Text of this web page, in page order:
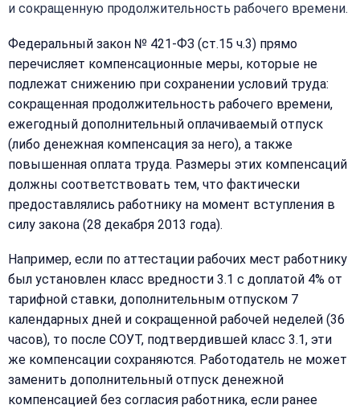
и сокращенную продолжительность рабочего времени.
Федеральный закон № 421-ФЗ (ст.15 ч.3) прямо
перечисляет компенсационные меры, которые не
подлежат снижению при сохранении условий труда:
сокращенная продолжительность рабочего времени,
ежегодный дополнительный оплачиваемый отпуск
(либо денежная компенсация за него), а также
повышенная оплата труда. Размеры этих компенсаций
должны соответствовать тем, что фактически
предоставлялись работнику на момент вступления в
силу закона (28 декабря 2013 года).
Например, если по аттестации рабочих мест работнику
был установлен класс вредности 3.1 с доплатой 4% от
тарифной ставки, дополнительным отпуском 7
календарных дней и сокращенной рабочей неделей (36
часов), то после СОУТ, подтвердившей класс 3.1, эти
же компенсации сохраняются. Работодатель не может
заменить дополнительный отпуск денежной
компенсацией без согласия работника, если ранее